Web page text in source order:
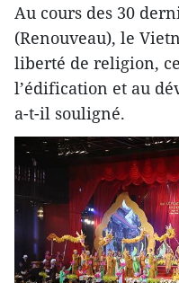
Au cours des 30
(Renouveau), le
liberté de religion,
l’édification et au
a-t-il souligné.